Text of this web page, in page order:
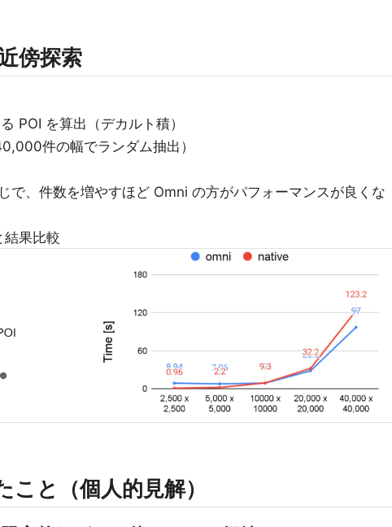
傍探索
POI を算出（デカルト積）
件の幅でランダム抽出）
で、件数を増やすほど Omni の方がパフォーマンスが良くな
結果比較
と（個人的見解）